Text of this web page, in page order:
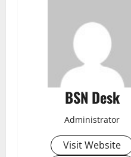
BSN Desk
Administrator
Visit Website